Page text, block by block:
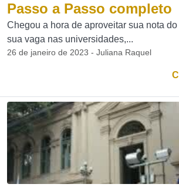
Passo a Passo completo
Chegou a hora de aproveitar sua nota
sua vaga nas universidades,...
26 de janeiro de 2023 - Juliana Raquel